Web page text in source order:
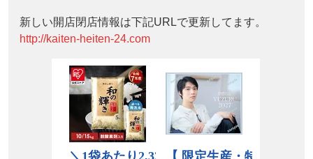
新しい開店閉店情報は下記URLで更新してます。
http://kaiten-heiten-24.com